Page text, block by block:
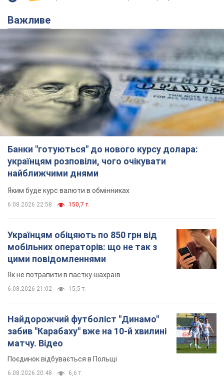
українцям розповіли, чого очікувати
найближчими днями
Яким буде курс валюти в обмінниках
6.08.2026 22:58 150,7 т.
Українцям обіцяють по 850 грн від
мобільних операторів: що не так з
цими повідомленнями
Як не потрапити в пастку шахраїв
6.08.2026 21:02 15,5 т.
Найдорожчий футболіст "Динамо"
забив "Карабаху" вже на 10-й хвилині
матчу. Відео
Поєдинок відбувається в Польщі
6.08.2026 20:48 6,6 т.